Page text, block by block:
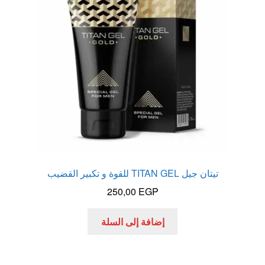
زيوت مساج و نكهات للمداعبه
تيتان جيل TITAN GEL للقوة و تكبير القضيب
250,00 EGP
إضافة إلى السلة